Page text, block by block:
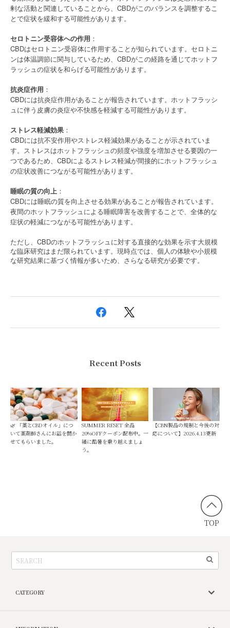
剰な活動と関連していることから、CBDがこのバランスを調整するこ
とで症状を緩和する可能性があります。
セロトニン受容体への作用 ：
CBDはセロトニン受容体に作用することが知られています。セロトニ
ンは体温調節に関与しているため、CBDがこの経路を通じてホットフ
ラッシュの症状を和らげる可能性があります。
抗炎症作用 ：
CBDには抗炎症作用があることが報告されています。ホットフラッシ
ュに伴う皮膚の炎症や不快感を軽減する可能性があります。
ストレス軽減効果 ：
CBDには抗不安作用やストレス軽減効果があることが示されていま
す。ストレスはホットフラッシュの頻度や強度を増加させる要因の一
つであるため、CBDによるストレス軽減が間接的にホットフラッシュ
の症状改善につながる可能性があります。
睡眠の質の向上 ：
CBDには睡眠の質を向上させる効果があることが報告されています。
夜間のホットフラッシュによる睡眠障害を改善することで、全体的な
症状の軽減につながる可能性があります。
ただし、 CBDのホットフラッシュに対する直接的な効果を示す大規模
な臨床研究はまだ限られています。現時点では、個人の体験や小規模
な研究結果に基づく情報が多いため、さらなる研究が必要です。
Recent Posts
🌿 「薬とCBDオイル」につ
いて薬剤師さんにお話を聞か
せてもらいました。
SUMMER RESET 全品
20%OFFクーポン配布中。一
緒に酷暑を乗り越えましょ
う。
【CBN製品の規制と今後の対
応について】2026.4.13更新
TOP
CATEGORY